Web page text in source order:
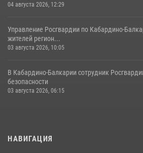
04 августа 2026, 12:29
Управление Росгвардии по Кабардино-
жителей регион...
03 августа 2026, 10:05
В Кабардино‑Балкарии сотрудник
безопасности
03 августа 2026, 06:15
НАВИГАЦИЯ